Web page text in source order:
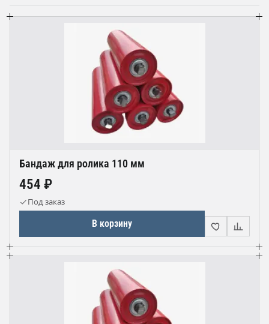
Бандаж для ролика 110 мм
454 ₽
Под заказ
В корзину